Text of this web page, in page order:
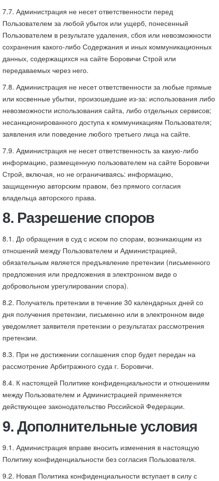
7.7. Администрация не несет ответственности перед
Пользователем за любой убыток или ущерб, понесенный
Пользователем в результате удаления, сбоя или невозможности
сохранения какого-либо Содержания и иных коммуникационных
данных, содержащихся на сайте Боровичи Строй или
передаваемых через него.
7.8. Администрация не несет ответственности за любые прямые
или косвенные убытки, произошедшие из-за: использования либо
невозможности использования сайта, либо отдельных сервисов;
несанкционированного доступа к коммуникациям Пользователя;
заявления или поведение любого третьего лица на сайте.
7.9. Администрация не несет ответственность за какую-либо
информацию, размещенную пользователем на сайте Боровичи
Строй, включая, но не ограничиваясь: информацию,
защищенную авторским правом, без прямого согласия
владельца авторского права.
8. Разрешение споров
8.1. До обращения в суд с иском по спорам, возникающим из
отношений между Пользователем и Администрацией,
обязательным является предъявление претензии (письменного
предложения или предложения в электронном виде о
добровольном урегулировании спора).
8.2. Получатель претензии в течение 30 календарных дней со
дня получения претензии, письменно или в электронном виде
уведомляет заявителя претензии о результатах рассмотрения
претензии.
8.3. При не достижении соглашения спор будет передан на
рассмотрение Арбитражного суда г. Боровичи.
8.4. К настоящей Политике конфиденциальности и отношениям
между Пользователем и Администрацией применяется
действующее законодательство Российской Федерации.
9. Дополнительные условия
9.1. Администрация вправе вносить изменения в настоящую
Политику конфиденциальности без согласия Пользователя.
9.2. Новая Политика конфиденциальности вступает в силу с